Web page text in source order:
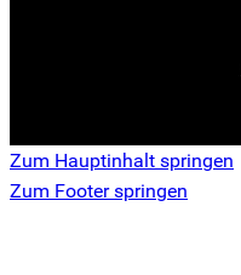
Zum Hauptinhalt springen
Zum Footer springen